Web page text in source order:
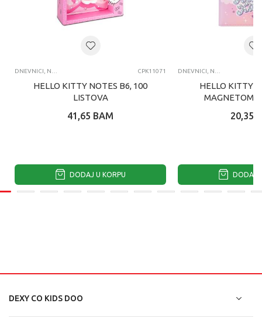
DNEVNICI, NOTESI, AGENDE CPK11071
HELLO KITTY NOTES B6, 100
LISTOVA
41,65 BAM
DODAJ U KORPU
DNEVNICI, NOTESI, AGENDE
HELLO KITTY
MAGNETOM,
20,35
DODAJ
DEXY CO KIDS DOO